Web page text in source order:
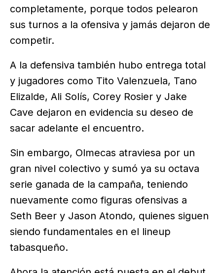
completamente, porque todos pelearon
sus turnos a la ofensiva y jamás dejaron de
competir.
A la defensiva también hubo entrega total
y jugadores como Tito Valenzuela, Tano
Elizalde, Ali Solís, Corey Rosier y Jake
Cave dejaron en evidencia su deseo de
sacar adelante el encuentro.
Sin embargo, Olmecas atraviesa por un
gran nivel colectivo y sumó ya su octava
serie ganada de la campaña, teniendo
nuevamente como figuras ofensivas a
Seth Beer y Jason Atondo, quienes siguen
siendo fundamentales en el lineup
tabasqueño.